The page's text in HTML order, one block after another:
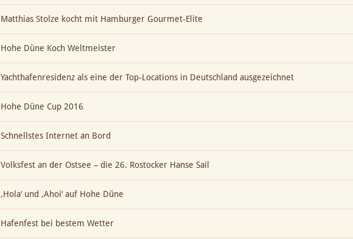
Matthias Stolze kocht mit Hamburger Gourmet-Elite
Hohe Düne Koch Weltmeister
Yachthafenresidenz als eine der Top-Locations in Deutschland ausgezeichnet
Hohe Düne Cup 2016
Schnellstes Internet an Bord
Volksfest an der Ostsee – die 26. Rostocker Hanse Sail
‚Hola‘ und ‚Ahoi‘ auf Hohe Düne
Hafenfest bei bestem Wetter